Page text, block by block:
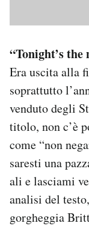
“Tonight’s
Era uscita alla
soprattutto
venduto degli
titolo, non c’è
come “non
saresti una
ali e lasciami
analisi del
gorgheggia